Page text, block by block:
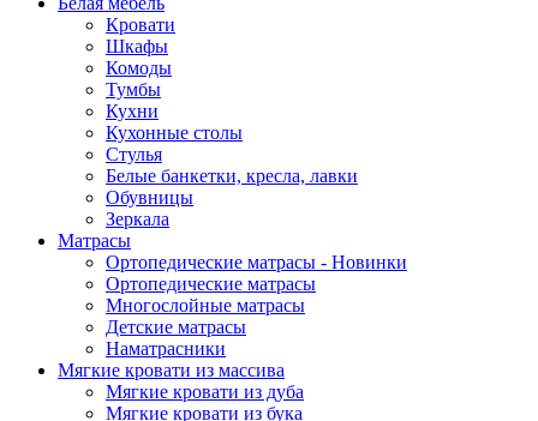
Кровати
Шкафы
Комоды
Тумбы
Кухни
Кухонные столы
Стулья
Белые банкетки, кресла, лавки
Обувницы
Зеркала
Матрасы
Ортопедические матрасы - Новинки
Ортопедические матрасы
Многослойные матрасы
Детские матрасы
Наматрасники
Мягкие кровати из массива
Мягкие кровати из дуба
Мягкие кровати из бука